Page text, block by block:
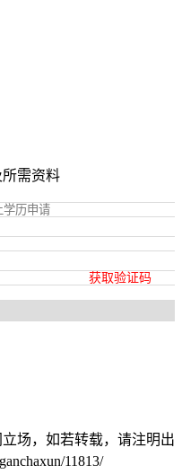
需资料
获取验证码
场，如若转载，请注明出
11813/